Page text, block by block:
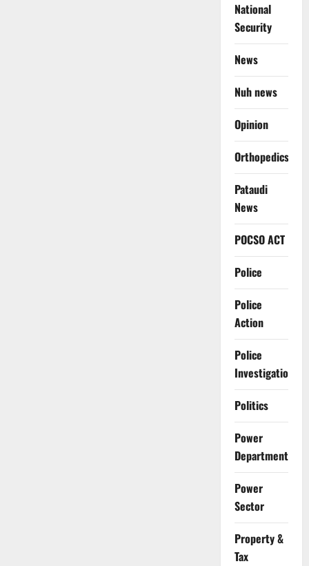
National
Security
News
Nuh news
Opinion
Orthopedics
Pataudi
News
POCSO ACT
Police
Police
Action
Police
Investigation
Politics
Power
Department
Power
Sector
Property &
Tax